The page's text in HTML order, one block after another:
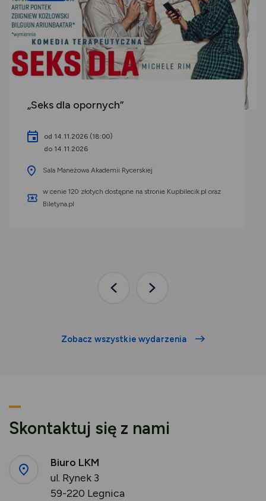
„Seks dla opornych”
od 14.11.2026 (18:00)
do 14.11.2026
Sala Maneżowa Akademii Rycerskiej
w cenie 120 złotych dostępne na stronie Kupbilecik.pl oraz
Biletyna.pl
PoprzedniaNastępna
Zobacz wszystkie wydarzenia
Skontaktuj się z nami
Biuro LKM
ul. Rynek 3
59-220 Legnica